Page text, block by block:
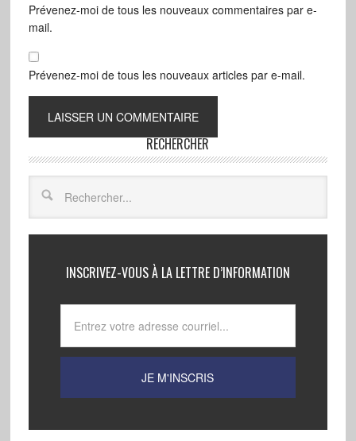
Prévenez-moi de tous les nouveaux commentaires par e-
mail.
Prévenez-moi de tous les nouveaux articles par e-mail.
RECHERCHER
INSCRIVEZ-VOUS À LA LETTRE D’INFORMATION